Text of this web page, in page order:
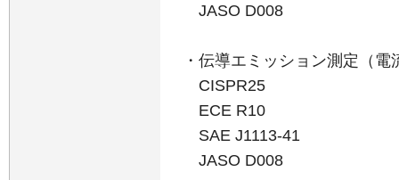
JASO D008
・伝導エミッション測定（電
CISPR25
ECE R10
SAE J1113-41
JASO D008